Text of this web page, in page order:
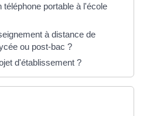
téléphone portable à l'école
à distance de
ou post-bac ?
d'établissement ?